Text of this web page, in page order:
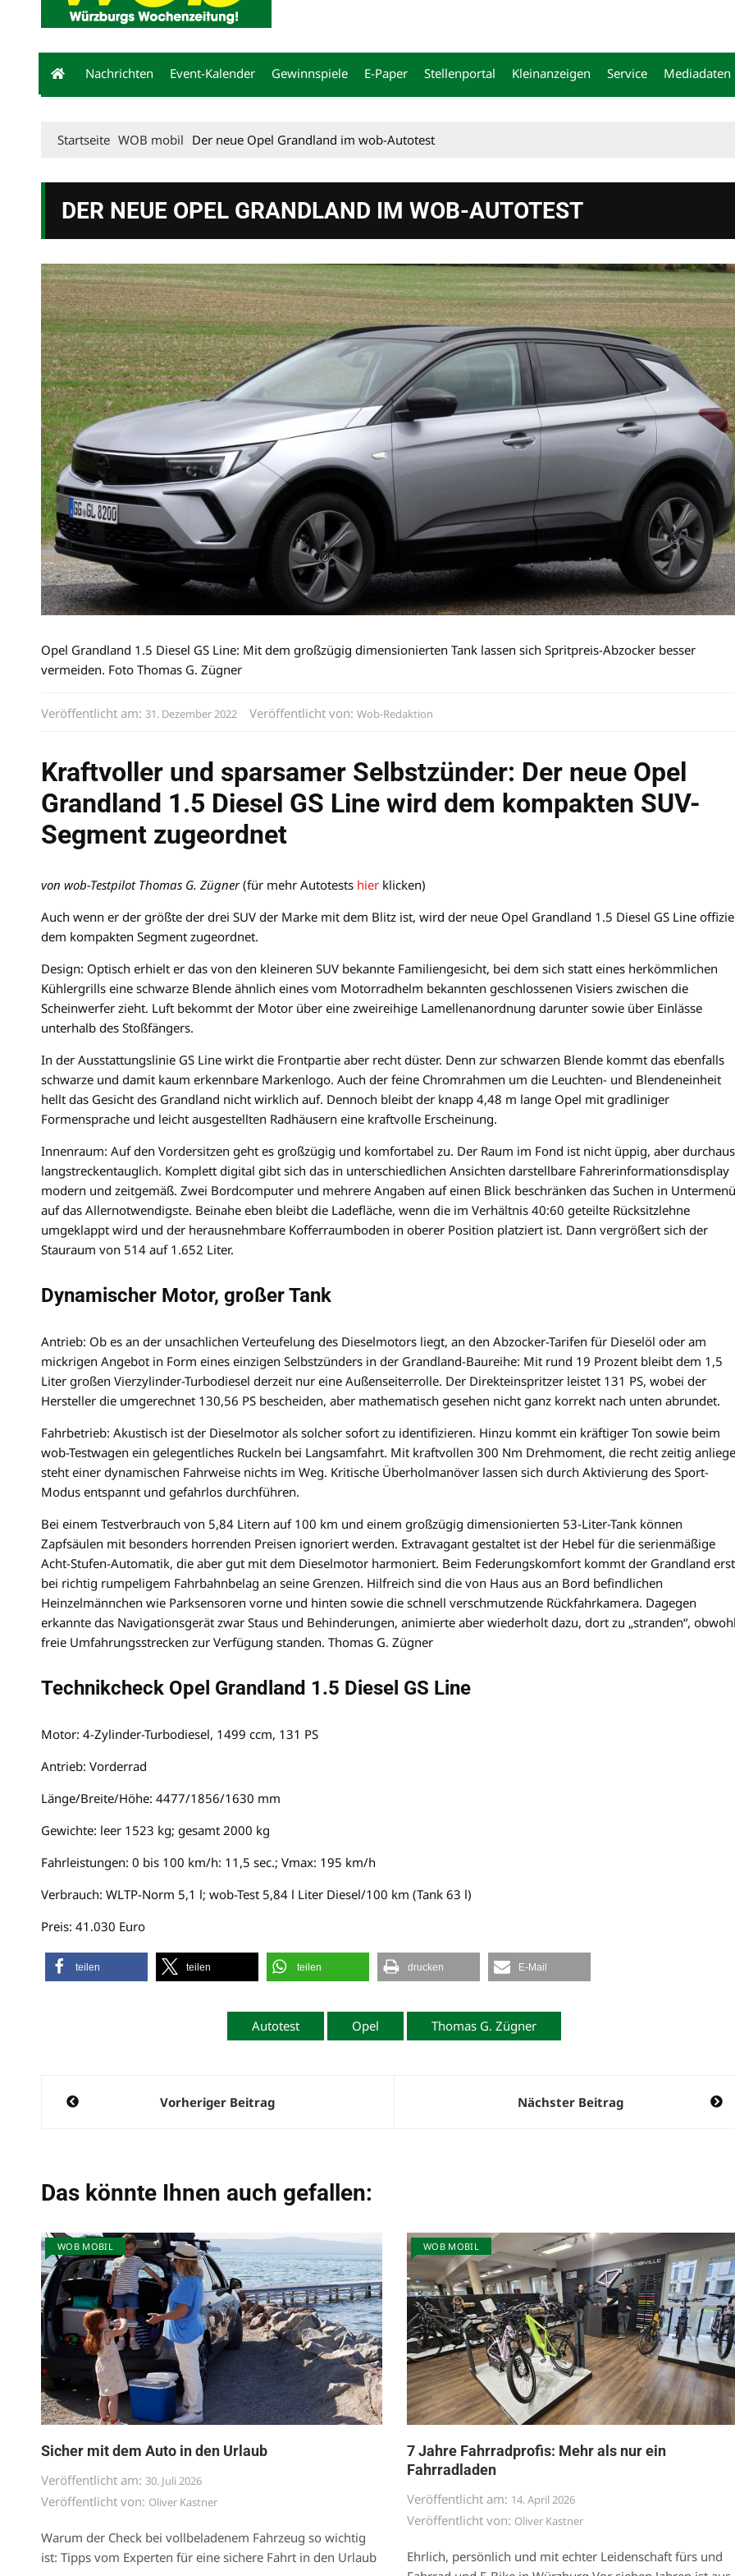
Nachrichten Event-Kalender Gewinnspiele E-Paper Stellenportal Kleinanzeigen Service Mediadaten
Startseite WOB mobil Der neue Opel Grandland im wob-Autotest
DER NEUE OPEL GRANDLAND IM WOB-AUTOTEST
Opel Grandland 1.5 Diesel GS Line: Mit dem großzügig dimensionierten Tank lassen sich Spritpreis-Abzocker besser
vermeiden. Foto Thomas G. Zügner
Veröffentlicht am: 31. Dezember 2022 Veröffentlicht von: Wob-Redaktion
Kraftvoller und sparsamer Selbstzünder: Der neue Opel
Grandland 1.5 Diesel GS Line wird dem kompakten SUV-
Segment zugeordnet
von wob-Testpilot Thomas G. Zügner(für mehr Autotests hier klicken)
Auch wenn er der größte der drei SUV der Marke mit dem Blitz ist, wird der neue Opel Grandland 1.5 Diesel GS Line
dem kompakten Segment zugeordnet.
Design: Optisch erhielt er das von den kleineren SUV bekannte Familiengesicht, bei dem sich statt eines herkömmlichen
Kühlergrills eine schwarze Blende ähnlich eines vom Motorradhelm bekannten geschlossenen Visiers zwischen die
Scheinwerfer zieht. Luft bekommt der Motor über eine zweireihige Lamellenanordnung darunter sowie über Einlässe
unterhalb des Stoßfängers.
In der Ausstattungslinie GS Line wirkt die Frontpartie aber recht düster. Denn zur schwarzen Blende kommt das ebenfalls
schwarze und damit kaum erkennbare Markenlogo. Auch der feine Chromrahmen um die Leuchten- und Blendeneinheit
hellt das Gesicht des Grandland nicht wirklich auf. Dennoch bleibt der knapp 4,48 m lange Opel mit gradliniger
Formensprache und leicht ausgestellten Radhäusern eine kraftvolle Erscheinung.
Innenraum: Auf den Vordersitzen geht es großzügig und komfortabel zu. Der Raum im Fond ist nicht üppig, aber durchaus
langstreckentauglich. Komplett digital gibt sich das in unterschiedlichen Ansichten darstellbare Fahrerinformationsdisplay
modern und zeitgemäß. Zwei Bordcomputer und mehrere Angaben auf einen Blick beschränken das Suchen in
auf das Allernotwendigste. Beinahe eben bleibt die Ladefläche, wenn die im Verhältnis 40:60 geteilte Rücksitzlehne
umgeklappt wird und der herausnehmbare Kofferraumboden in oberer Position platziert ist. Dann vergrößert sich der
Stauraum von 514 auf 1.652 Liter.
Dynamischer Motor, großer Tank
Antrieb: Ob es an der unsachlichen Verteufelung des Dieselmotors liegt, an den Abzocker-Tarifen für Dieselöl oder am
mickrigen Angebot in Form eines einzigen Selbstzünders in der Grandland-Baureihe: Mit rund 19 Prozent bleibt dem 1,5
Liter großen Vierzylinder-Turbodiesel derzeit nur eine Außenseiterrolle. Der Direkteinspritzer leistet 131 PS, wobei der
Hersteller die umgerechnet 130,56 PS bescheiden, aber mathematisch gesehen nicht ganz korrekt nach unten abrundet.
Fahrbetrieb: Akustisch ist der Dieselmotor als solcher sofort zu identifizieren. Hinzu kommt ein kräftiger Ton sowie beim
wob-Testwagen ein gelegentliches Ruckeln bei Langsamfahrt. Mit kraftvollen 300 Nm Drehmoment, die recht zeitig
steht einer dynamischen Fahrweise nichts im Weg. Kritische Überholmanöver lassen sich durch Aktivierung des Sport-
Modus entspannt und gefahrlos durchführen.
Bei einem Testverbrauch von 5,84 Litern auf 100 km und einem großzügig dimensionierten 53-Liter-Tank können
Zapfsäulen mit besonders horrenden Preisen ignoriert werden. Extravagant gestaltet ist der Hebel für die serienmäßige
Acht-Stufen-Automatik, die aber gut mit dem Dieselmotor harmoniert. Beim Federungskomfort kommt der Grandland erst
bei richtig rumpeligem Fahrbahnbelag an seine Grenzen. Hilfreich sind die von Haus aus an Bord befindlichen
Heinzelmännchen wie Parksensoren vorne und hinten sowie die schnell verschmutzende Rückfahrkamera. Dagegen
erkannte das Navigationsgerät zwar Staus und Behinderungen, animierte aber wiederholt dazu, dort zu „stranden“, obwohl
freie Umfahrungsstrecken zur Verfügung standen. Thomas G. Zügner
Technikcheck Opel Grandland 1.5 Diesel GS Line
Motor: 4-Zylinder-Turbodiesel, 1499 ccm, 131 PS
Antrieb: Vorderrad
Länge/Breite/Höhe: 4477/1856/1630 mm
Gewichte: leer 1523 kg; gesamt 2000 kg
Fahrleistungen: 0 bis 100 km/h: 11,5 sec.; Vmax: 195 km/h
Verbrauch: WLTP-Norm 5,1 l; wob-Test 5,84 l Liter Diesel/100 km (Tank 63 l)
Preis: 41.030 Euro
teilen teilen teilen drucken E-Mail
Autotest Opel Thomas G. Zügner
Beitragsnavigation
Vorheriger Beitrag Nächster Beitrag
Das könnte Ihnen auch gefallen:
WOB MOBIL
Sicher mit dem Auto in den Urlaub
Veröffentlicht am: 30. Juli 2026
Veröffentlicht von: Oliver Kastner
Warum der Check bei vollbeladenem Fahrzeug so wichtig
ist: Tipps vom Experten für eine sichere Fahrt in den Urlaub
WOB MOBIL
7 Jahre Fahrradprofis: Mehr als nur ein
Fahrradladen
Veröffentlicht am: 14. April 2026
Veröffentlicht von: Oliver Kastner
Ehrlich, persönlich und mit echter Leidenschaft fürs und